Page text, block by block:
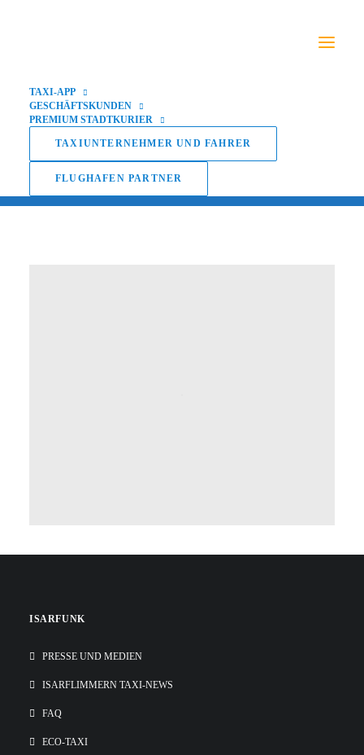
TAXI-APP
GESCHÄFTSKUNDEN
PREMIUM STADTKURIER
TAXIUNTERNEHMER UND FAHRER
FLUGHAFEN PARTNER
Neuerungen
ISARFUNK
PRESSE UND MEDIEN
ISARFLIMMERN TAXI-NEWS
FAQ
ECO-TAXI